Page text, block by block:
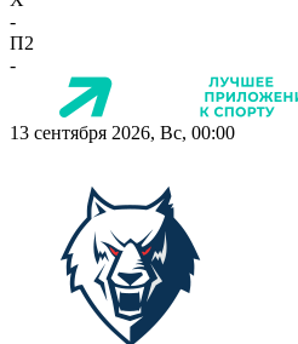
-
П2
-
13 сентября 2026, Вс, 00:00